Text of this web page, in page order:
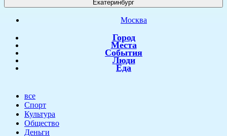
Екатеринбург
Москва
Город
Места
События
Люди
Еда
все
Спорт
Культура
Общество
Деньги